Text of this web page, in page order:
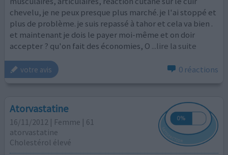
chevelu, je ne peux presque plus marché. je l'ai stoppé et
plus de problème. je suis repassé à tahor et cela va bien .
et maintenant je dois le payer moi-même et on doir
accepter ? qu'on fait des économies, O ...lire la suite
votre avis 0 réactions
Atorvastatine
16/11/2012 | Femme | 61
atorvastatine
Cholestérol élevé